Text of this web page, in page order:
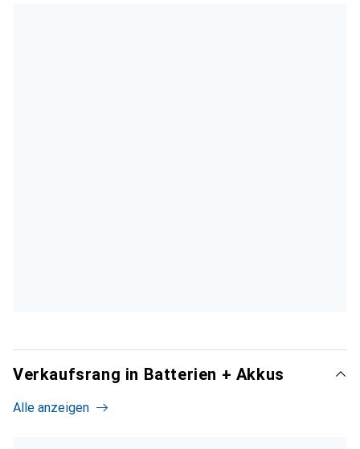
Verkaufsrang in Batterien + Akkus
Alle anzeigen